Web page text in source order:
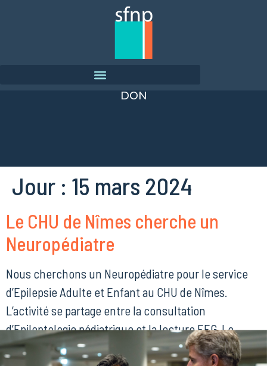
DON
Jour : 15 mars 2024
Le CHU de Nîmes cherche un
Neuropédiatre
Nous cherchons un Neuropédiatre pour le service
d’Epilepsie Adulte et Enfant au CHU de Nîmes.
L’activité se partage entre la consultation
d’Epileptologie pédiatrique et la lecture EEG. Le
service a une vocation d’exploration et de prise en